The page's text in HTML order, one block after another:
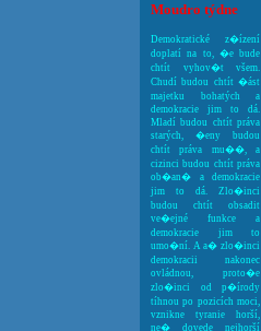
Moudro týdne
Demokratické z�ízení
doplatí na to, �e bude
chtít vyhov�t všem.
Chudí budou chtít �ást
majetku bohatých a
demokracie jim to dá.
Mladí budou chtít práva
starých, �eny budou
chtít práva mu��, a
cizinci budou chtít práva
ob�an� a demokracie
jim to dá. Zlo�inci
budou chtít obsadit
ve�ejné funkce a
demokracie jim to
umo�ní. A a� zlo�inci
demokracii nakonec
ovládnou, proto�e
zlo�inci od p�írody
tíhnou po pozicích moci,
vznikne tyranie horší,
ne� dovede nejhorší